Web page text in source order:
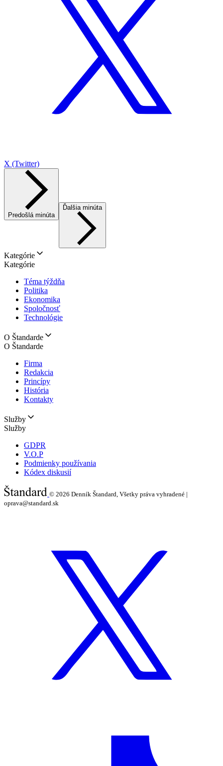
X (Twitter)
Predošlá minúta
Ďalšia minúta
Kategórie
Kategórie
Téma týždňa
Politika
Ekonomika
Spoločnosť
Technológie
O Štandarde
O Štandarde
Firma
Redakcia
Princípy
História
Kontakty
Služby
Služby
GDPR
V.O.P
Podmienky používania
Kódex diskusií
© 2026 Denník Štandard, Všetky práva vyhradené |
oprava@standard.sk